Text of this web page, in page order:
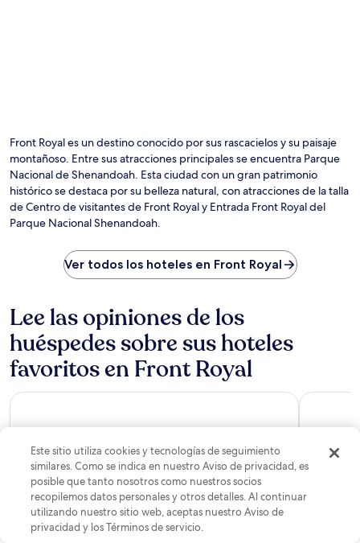
Front Royal es un destino conocido por sus rascacielos y su paisaje
montañoso. Entre sus atracciones principales se encuentra Parque
Nacional de Shenandoah. Esta ciudad con un gran patrimonio
histórico se destaca por su belleza natural, con atracciones de la talla
de Centro de visitantes de Front Royal y Entrada Front Royal del
Parque Nacional Shenandoah.
Ver todos los hoteles en Front Royal
Lee las opiniones de los
huéspedes sobre sus hoteles
favoritos en Front Royal
La Quinta Inn & Suites by Wyndham Winchester
La Quinta Inn & Suites by Wyndham Winchester Holiday
Este sitio utiliza cookies y tecnologías de seguimiento
similares. Como se indica en nuestro Aviso de privacidad, es
posible que tanto nosotros como nuestros socios
recopilemos datos personales y otros detalles. Al continuar
utilizando nuestro sitio web, aceptas nuestro Aviso de
privacidad y los Términos de servicio.